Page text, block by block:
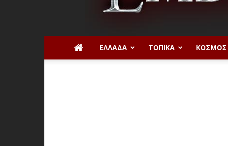
ΕΛΛΆΔΑ ΤΟΠΙΚΆ ΚΌΣΜΟΣ